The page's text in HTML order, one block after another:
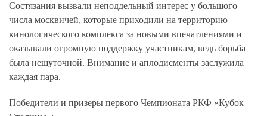
Состязания вызвали неподдельный интерес у большого
числа москвичей, которые приходили на территорию
кинологического комплекса за новыми впечатлениями и
оказывали огромную поддержку участникам, ведь борьба
была нешуточной. Внимание и аплодисменты заслужила
каждая пара.
Победители и призеры первого Чемпионата РКФ «Кубок